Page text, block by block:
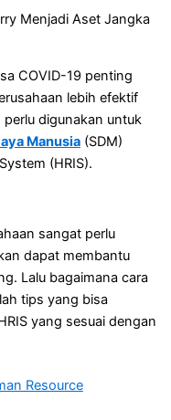
COVID-19 penting
lebih efektif
digunakan untuk
Manusia (SDM)
(HRIS).
sangat perlu
dapat membantu
Lalu bagaimana cara
tips yang bisa
yang sesuai dengan
Resource